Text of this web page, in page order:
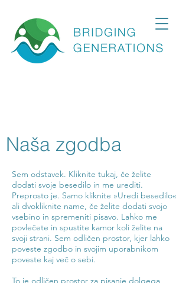
Naša zgodba
Sem odstavek. Kliknite tukaj, če želite
dodati svoje besedilo in me urediti.
Preprosto je. Samo kliknite »Uredi besedilo«
ali dvokliknite name, če želite dodati svojo
vsebino in spremeniti pisavo. Lahko me
povlečete in spustite kamor koli želite na
svoji strani. Sem odličen prostor, kjer lahko
poveste zgodbo in svojim uporabnikom
poveste kaj več o sebi.
To je odličen prostor za pisanje dolgega